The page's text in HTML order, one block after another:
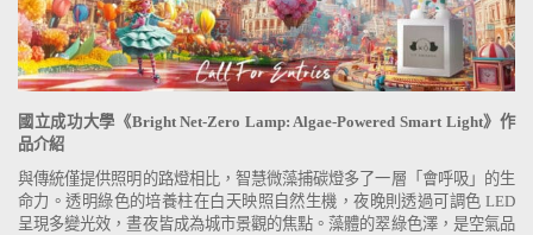
國立成功大學《Bright Net-Zero Lamp: Algae-Powered Smart Light》作
品介紹
與傳統僅提供照明的路燈相比，智慧微藻捕碳燈多了一層「會呼吸」的生
命力。透明綠色的培養柱在白天映照自然生機，夜晚則透過可調色 LED
呈現多變光效，晝夜皆成為城市景觀的焦點。藻體的翠綠色澤，是空氣品